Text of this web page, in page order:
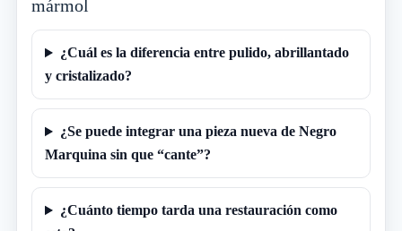
mármol
¿Cuál es la diferencia entre pulido, abrillantado
y cristalizado?
¿Se puede integrar una pieza nueva de Negro
Marquina sin que “cante”?
¿Cuánto tiempo tarda una restauración como